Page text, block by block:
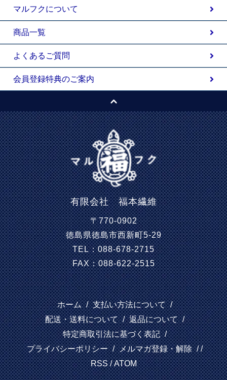
マルフクについて
商品一覧
よくあるご質問
会員登録特典のご案内
有限会社 福本繊維
〒770-0902
徳島県徳島市西新町5-29
TEL：088-678-2715
FAX：088-622-2515
ホーム / 支払い方法について /
配送・送料について / 返品について /
特定商取引法に基づく表記 /
プライバシーポリシー / メルマガ登録・解除 / /
RSS/ATOM